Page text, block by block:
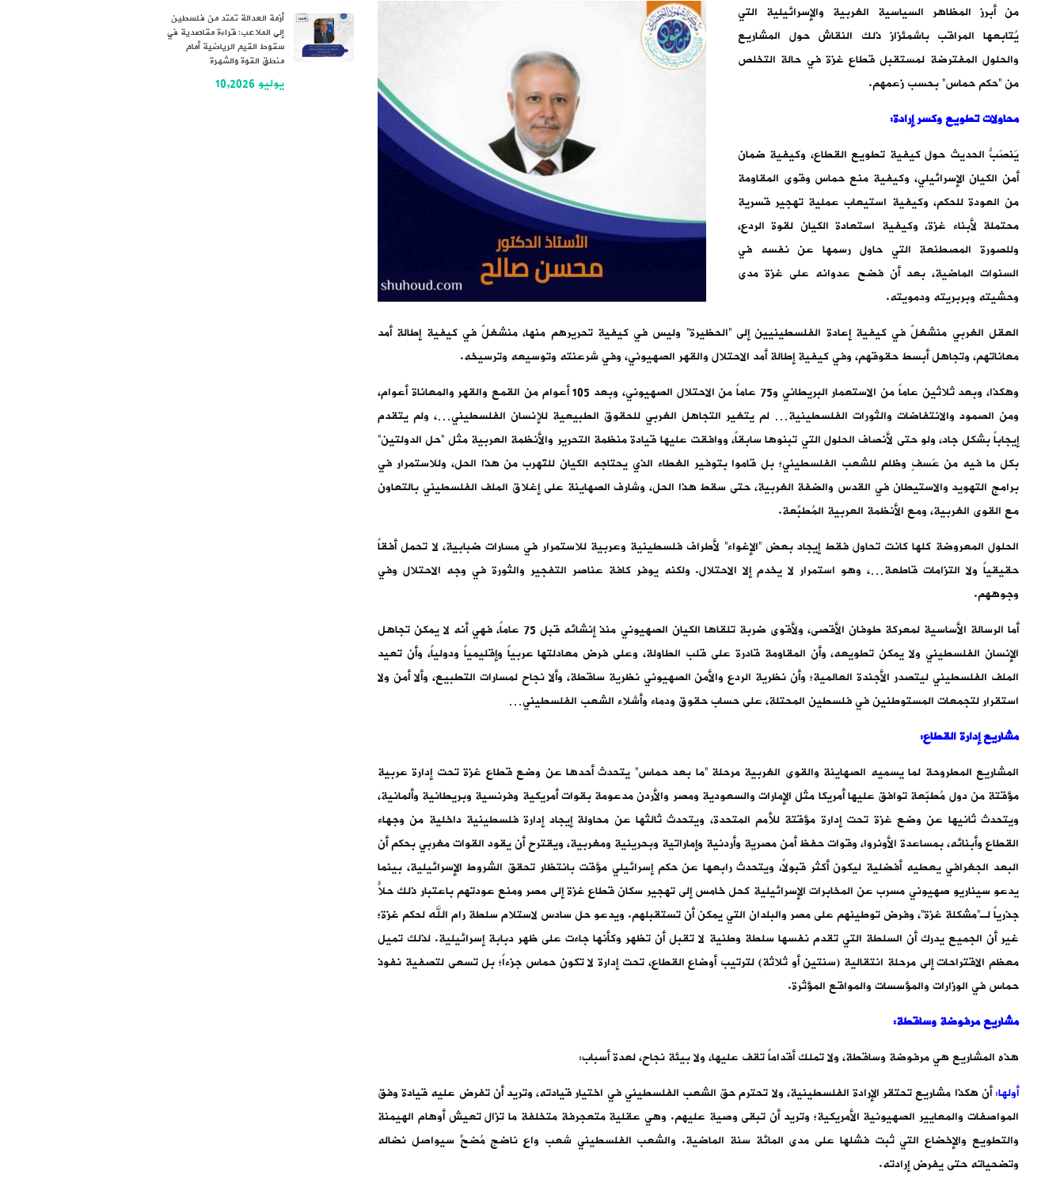
من أبرز المظاهر السياسية الغربية والإسرائيلية التي
يُتابعها المراقب باشمئزاز ذلك النقاش حول المشاريع
والحلول المفترضة لمستقبل قطاع غزة في حالة التخلص
من “حكم حماس” بحسب زعمهم.
محاولات تطويع وكسر إرادة:
يَنصَبُّ الحديث حول كيفية تطويع القطاع، وكيفية ضمان
أمن الكيان الإسرائيلي، وكيفية منع حماس وقوى المقاومة
من العودة للحكم، وكيفية استيعاب عملية تهجير قسرية
محتملة لأبناء غزة، وكيفية استعادة الكيان لقوة الردع،
وللصورة المصطنعة التي حاول رسمها عن نفسه في
السنوات الماضية، بعد أن فضح عدوانه على غزة مدى
وحشيته وبربريته ودمويته.
العقل الغربي منشغلٌ في كيفية إعادة الفلسطينيين إلى “الحظيرة” وليس في كيفية تحريرهم منها، منشغلٌ في كيفية إطالة أمد
معاناتهم، وتجاهل أبسط حقوقهم، وفي كيفية إطالة أمد الاحتلال والقهر الصهيوني، وفي شرعنته وتوسيعه وترسيخه.
وهكذا، وبعد ثلاثين عاماً من الاستعمار البريطاني و75 عاماً من الاحتلال الصهيوني، وبعد 105 أعوام من القمع والقهر والمعاناة أعوام،
ومن الصمود والانتفاضات والثورات الفلسطينية… لم يتغير التجاهل الغربي للحقوق الطبيعية للإنسان الفلسطيني…، ولم يتقدم
إيجاباً بشكل جاد، ولو حتى لأنصاف الحلول التي تبنوها سابقاً، ووافقت عليها قيادة منظمة التحرير والأنظمة العربية مثل “حل الدولتين”
بكل ما فيه من عَسفٍ وظلمٍ للشعب الفلسطيني؛ بل قاموا بتوفير الغطاء الذي يحتاجه الكيان للتّهرب من هذا الحل، وللاستمرار في
برامج التهويد والاستيطان في القدس والضفة الغربية، حتى سقط هذا الحل، وشارف الصهاينة على إغلاق الملف الفلسطيني بالتعاون
مع القوى الغربية، ومع الأنظمة العربية المُطبِّعة.
الحلول المعروضة كلها كانت تحاول فقط إيجاد بعض “الإغواء” لأطراف فلسطينية وعربية للاستمرار في مسارات ضبابية، لا تحمل أفقاً
حقيقياً ولا التزامات قاطعة…، وهو استمرار لا يخدم إلا الاحتلال. ولكنه يوفر كافة عناصر التفجير والثورة في وجه الاحتلال وفي
وجوههم.
أما الرسالة الأساسية لمعركة طوفان الأقصى، ولأقوى ضربة تلقاها الكيان الصهيوني منذ إنشائه قبل 75 عاماً، فهي أنه لا يمكن تجاهل
الإنسان الفلسطيني ولا يمكن تطويعه، وأن المقاومة قادرة على قلب الطاولة، وعلى فرض معادلتها عربياً وإقليمياً ودولياً، وأن تعيد
الملف الفلسطيني ليتصدر الأجندة العالمية؛ وأن نظرية الردع والأمن الصهيوني نظرية ساقطة، وألا نجاح لمسارات التطبيع، وألا أمن ولا
استقرار لتجمعات المستوطنين في فلسطين المحتلة، على حساب حقوق ودماء وأشلاء الشعب الفلسطيني…
مشاريع إدارة القطاع:
المشاريع المطروحة لما يسميه الصهاينة والقوى الغربية مرحلة “ما بعد حماس” يتحدث أحدها عن وضع قطاع غزة تحت إدارة عربية
مؤقتة من دول مُطبّعة توافق عليها أمريكا مثل الإمارات والسعودية ومصر والأردن مدعومة بقوات أمريكية وفرنسية وبريطانية وألمانية،
ويتحدث ثانيها عن وضع غزة تحت إدارة مؤقتة للأمم المتحدة، ويتحدث ثالثها عن محاولة إيجاد إدارة فلسطينية داخلية من وجهاء
القطاع وأبنائه، بمساعدة الأونروا، وقوات حفظ أمن مصرية وأردنية وإماراتية وبحرينية ومغربية، ويقترح أن يقود القوات مغربي بحكم أن
البعد الجغرافي يعطيه أفضلية ليكون أكثر قبولاً، ويتحدث رابعها عن حكم إسرائيلي مؤقت بانتظار تحقق الشروط الإسرائيلية، بينما
يدعو سيناريو صهيوني مسرب عن المخابرات الإسرائيلية كحل خامس إلى تهجير سكان قطاع غزة إلى مصر ومنع عودتهم باعتبار ذلك حلاًّ
جذرياً لـ”مشكلة غزة”، وفرض توطينهم على مصر والبلدان التي يمكن أن تستقبلهم. ويدعو حل سادس لاستلام سلطة رام الله لحكم غزة؛
غير أن الجميع يدرك أن السلطة التي تقدم نفسها سلطة وطنية لا تقبل أن تظهر وكأنها جاءت على ظهر دبابة إسرائيلية. لذلك تميل
معظم الاقتراحات إلى مرحلة انتقالية (سنتين أو ثلاثة) لترتيب أوضاع القطاع، تحت إدارة لا تكون حماس جزءاً؛ بل تسعى لتصفية نفوذ
حماس في الوزارات والمؤسسات والمواقع المؤثرة.
مشاريع مرفوضة وساقطة:
هذه المشاريع هي مرفوضة وساقطة، ولا تملك أقداماً تقف عليها، ولا بيئة نجاح، لعدة أسباب:
أولها:أن هكذا مشاريع تحتقر الإرادة الفلسطينية، ولا تحترم حق الشعب الفلسطيني في اختيار قيادته، وتريد أن تفرض عليه قيادة وفق
المواصفات والمعايير الصهيونية الأمريكية؛ وتريد أن تبقى وصية عليهم. وهي عقلية متعجرفة متخلفة ما تزال تعيش أوهام الهيمنة
والتطويع والإخضاع التي ثبت فشلها على مدى المائة سنة الماضية. والشعب الفلسطيني شعب واعٍ ناضج مُضحٍّ سيواصل نضاله
وتضحياته حتى يفرض إرادته.
أزمة العدالة تمتد من فلسطين
إلى الملاعب: قراءة مقاصدية في
سقوط القيم الرياضية أمام
منطق القوة والشهرة
يوليو 10,2026